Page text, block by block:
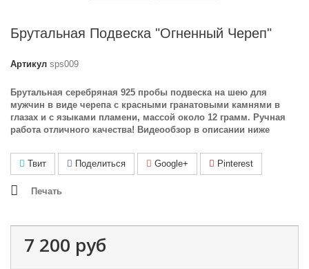
Брутальная Подвеска "Огненный Череп"
Артикул sps009
Брутальная серебряная 925 пробы подвеска на шею для
мужчин в виде черепа с красными гранатовыми камнями в
глазах и с языками пламени, массой около 12 грамм. Ручная
работа отличного качества! Видеообзор в описании ниже
Твит Поделиться Google+ Pinterest
Печать
7 200 руб